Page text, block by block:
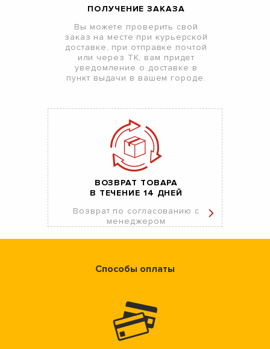
ПОЛУЧЕНИЕ ЗАКАЗА
Вы можете проверить свой
заказ на месте при курьерской
доставке, при отправке почтой
или через ТК, вам придет
уведомление о доставке в
пункт выдачи в вашем городе.
ВОЗВРАТ ТОВАРА
В ТЕЧЕНИЕ 14 ДНЕЙ
Возврат по согласованию с
менеджером
Способы оплаты